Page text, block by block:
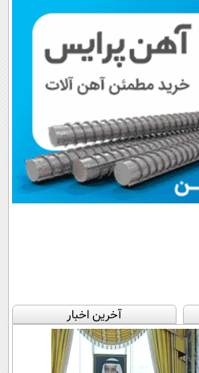
پرداخت قسطی
آخرین اخبار